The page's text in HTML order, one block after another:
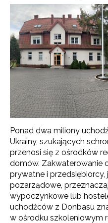
Ponad dwa miliony
Ukrainy, szukających
przenosi się z ośrodków
domów. Zakwaterowanie
prywatne i
pozarządowe,
wypoczynkowe lub
uchodźców z Donbasu
w ośrodku szkoleniowym